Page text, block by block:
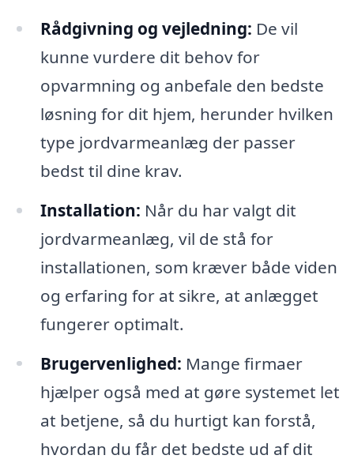
Rådgivning og vejledning: De vil
kunne vurdere dit behov for
opvarmning og anbefale den bedste
løsning for dit hjem, herunder hvilken
type jordvarmeanlæg der passer
bedst til dine krav.
Installation: Når du har valgt dit
jordvarmeanlæg, vil de stå for
installationen, som kræver både viden
og erfaring for at sikre, at anlægget
fungerer optimalt.
Brugervenlighed: Mange firmaer
hjælper også med at gøre systemet let
at betjene, så du hurtigt kan forstå,
hvordan du får det bedste ud af dit